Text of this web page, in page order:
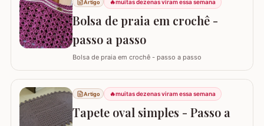
Artigo 🔥muitas dezenas viram essa semana
Bolsa de praia em crochê -
passo a passo
Bolsa de praia em crochê - passo a passo
Artigo 🔥muitas dezenas viram essa semana
Tapete oval simples - Passo a